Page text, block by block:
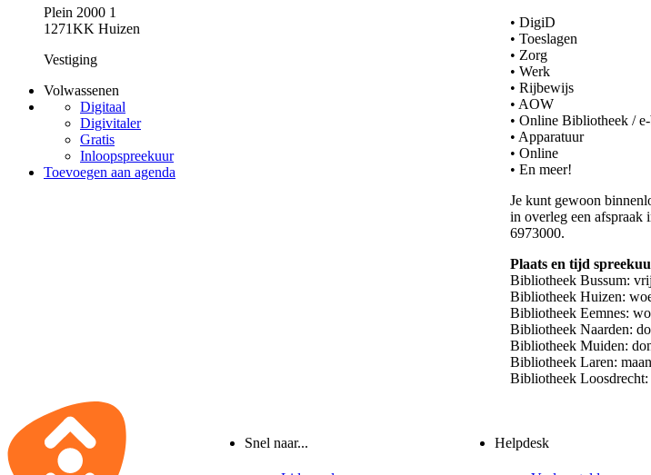
Plein 2000 1
1271KK Huizen
Vestiging
Volwassenen
Digitaal
Digivitaler
Gratis
Inloopspreekuur
Toevoegen aan agenda
• DigiD
• Toeslagen
• Zorg
• Werk
• Rijbewijs
• AOW
• Online Bibliotheek /
• Apparatuur
• Online
• En meer!
Je kunt gewoon
in overleg een afspraak
6973000.
Plaats en tijd
Bibliotheek Bussum:
Bibliotheek Huizen:
Bibliotheek Eemnes:
Bibliotheek Naarden:
Bibliotheek Muiden:
Bibliotheek Laren:
Bibliotheek
Snel naar... Helpdesk